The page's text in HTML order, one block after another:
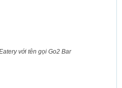
với tên gọi Go2 Bar